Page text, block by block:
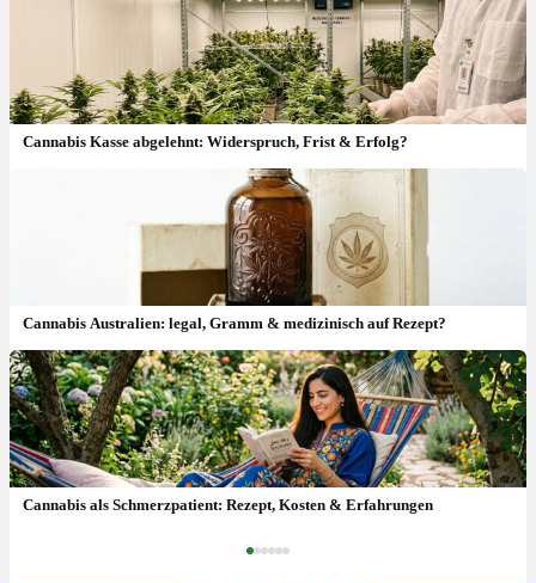
Cannabis Kasse abgelehnt: Widerspruch, Frist & Erfolg?
Cannabis Australien: legal, Gramm & medizinisch auf Rezept?
Cannabis als Schmerzpatient: Rezept, Kosten & Erfahrungen
CBD Öl Wirkung: Schmerzen, Angst & echte Erfahrungen